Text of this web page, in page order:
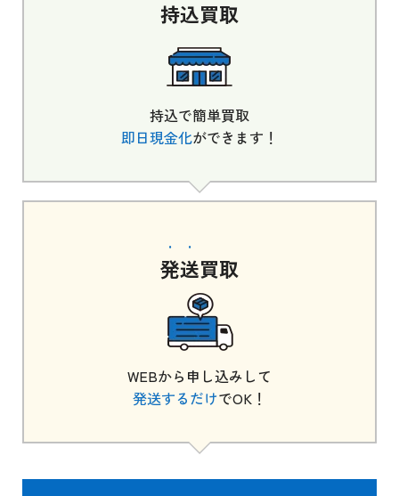
持込買取
持込で簡単買取
即日現金化ができます！
発送買取
WEBから申し込みして
発送するだけでOK！